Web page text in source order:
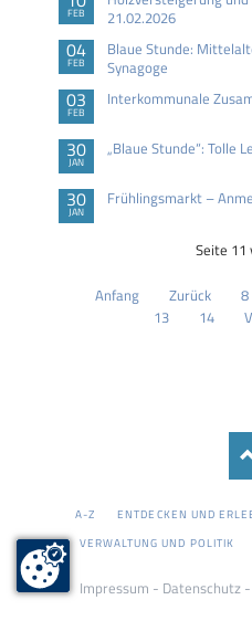
FEB
21.02.2026
04
FEB
Blaue Stunde:
Synagoge
03
FEB
Interkommunale
30
JAN
„Blaue Stunde“: Tolle
30
JAN
Frühlingsmarkt –
Seite 11
Anfang Zurück 8
13
14
NAVIGATION
A-Z ENTDECKEN UND
VERWALTUNG UND POLITIK
Impressum - Datenschutz-